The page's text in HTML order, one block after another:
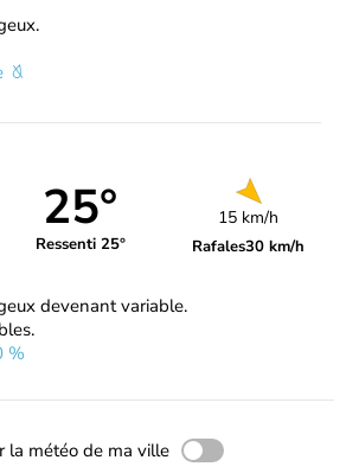
25°
Ressenti 25°
15 km/h
Rafales30 km/h
devenant variable.
%
la météo de ma ville